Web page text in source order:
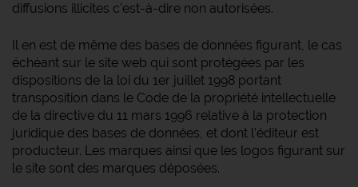
diffusions illicites c'est-à-dire non autorisées.
Il en est de même des bases de données figurant, le cas
échéant sur le site web qui sont protégées par les
dispositions de la loi du 1er juillet 1998 portant
transposition dans le Code de la propriété intellectuelle
de la directive du 11 mars 1996 relative à la protection
juridique des bases de données, et dont l'éditeur est
producteur. Les marques ainsi que les logos figurant sur
le site sont des marques déposées.